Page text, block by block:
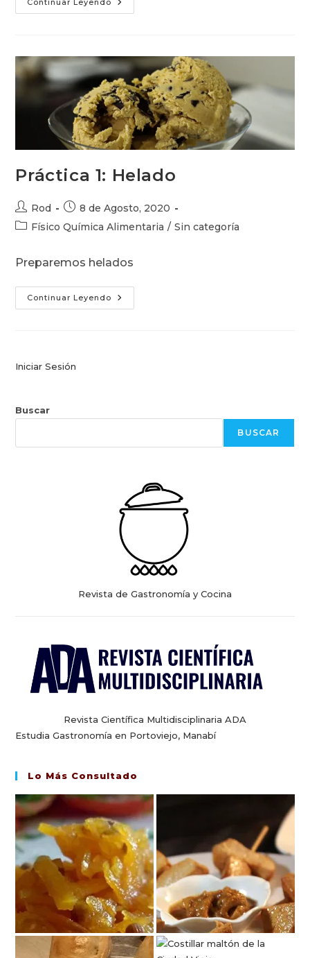
Continuar Leyendo Calzone
Práctica 1: Helado
Autor
de
Rod
Publicación
de
la
8 de Agosto, 2020
Categoría
entrada:
Físico Química Alimentaria / Sin categoría
Preparemos helados
Continuar Leyendo Práctica
1:
Iniciar Sesión
Buscar
BUSCAR
Revista de Gastronomía y Cocina
Revista Científica Multidisciplinaria ADA
Estudia Gastronomía en Portoviejo, Manabí
Lo Más Consultado